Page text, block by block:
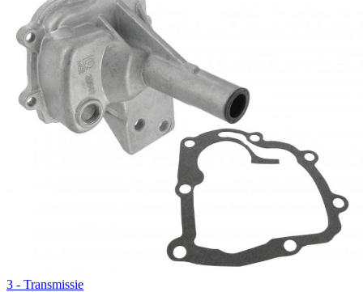
3 - Transmissie